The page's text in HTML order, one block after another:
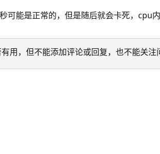
可能是正常的，但是随后就会卡死，cpu
用，但不能添加评论或回复，也不能关注